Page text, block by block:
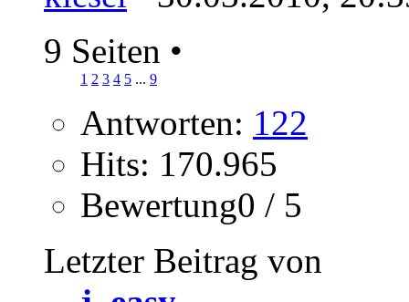
9 Seiten •
1 2 3 4 5 ... 9
Antworten: 122
Hits: 170.965
Bewertung0 / 5
Letzter Beitrag von